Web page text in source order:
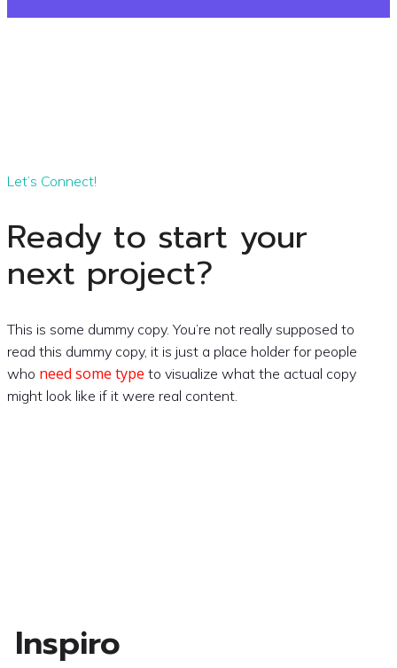
Let’s Connect!
Ready to start your
next project?
This is some dummy copy. You’re not really supposed to
read this dummy copy, it is just a place holder for people
who need some type to visualize what the actual copy
might look like if it were real content.
Inspiro